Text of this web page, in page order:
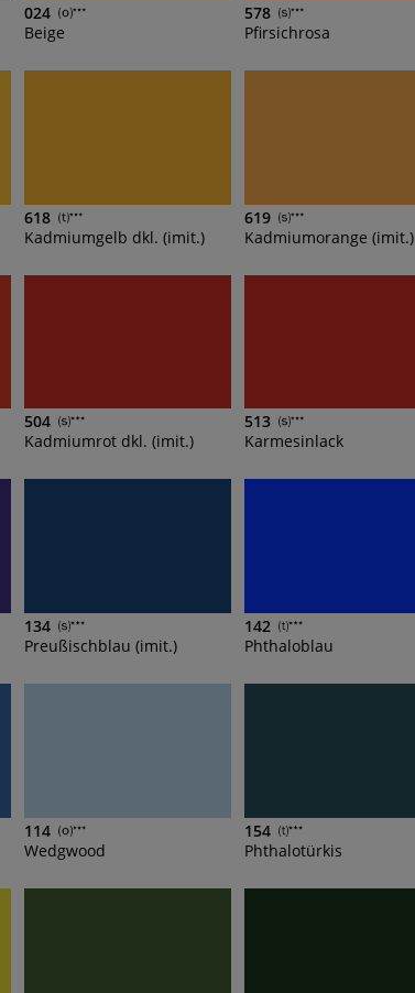
024
Beige
578
Pfirsichrosa
618
Kadmiumgelb dkl. (imit.)
619
Kadmiumorange (imit.)
504
Kadmiumrot dkl. (imit.)
513
Karmesinlack
134
Preußischblau (imit.)
142
Phthaloblau
114
Wedgwood
154
Phthalotürkis